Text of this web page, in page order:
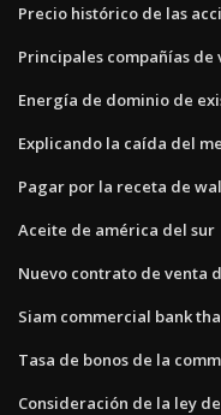
Precio histórico de las
Principales compañías
Energía de dominio de
Explicando la caída del
Pagar por la receta de
Aceite de américa del sur
Nuevo contrato de venta
Siam commercial bank
Tasa de bonos de la
Consideración de la ley